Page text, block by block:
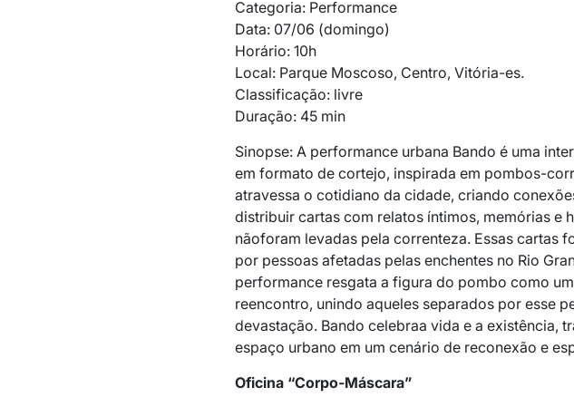
Categoria: Performance
Data: 07/06 (domingo)
Horário: 10h
Local: Parque Moscoso, Centro, Vitória-es.
Classificação: livre
Duração: 45 min
Sinopse: A performance urbana Bando é uma
em formato de cortejo, inspirada em pombos-
atravessa o cotidiano da cidade, criando
distribuir cartas com relatos íntimos, memórias e
nãoforam levadas pela correnteza. Essas cartas
por pessoas afetadas pelas enchentes no Rio
performance resgata a figura do pombo como
reencontro, unindo aqueles separados por esse
devastação. Bando celebraa vida e a existência,
espaço urbano em um cenário de reconexão e
Oficina “Corpo-Máscara”